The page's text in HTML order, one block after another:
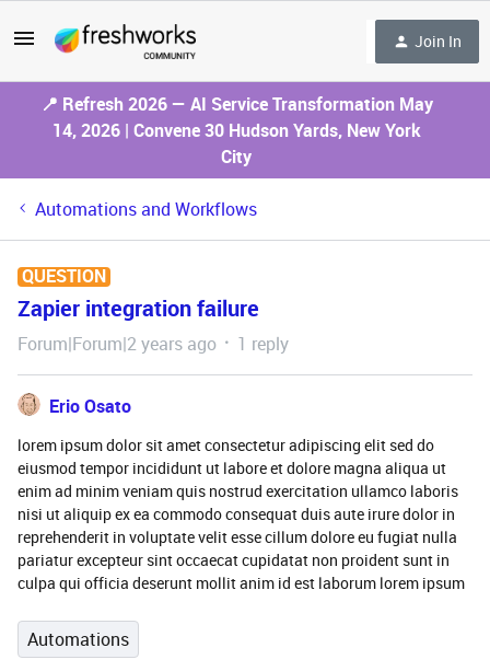
Join In
📍 Refresh 2026 — AI Service Transformation May
14, 2026 | Convene 30 Hudson Yards, New York
City
Automations and Workflows
QUESTION
Zapier integration failure
Forum|Forum|2 years ago 1 reply
Erio Osato
lorem ipsum dolor sit amet consectetur adipiscing elit sed do
eiusmod tempor incididunt ut labore et dolore magna aliqua ut
enim ad minim veniam quis nostrud exercitation ullamco laboris
nisi ut aliquip ex ea commodo consequat duis aute irure dolor in
reprehenderit in voluptate velit esse cillum dolore eu fugiat nulla
pariatur excepteur sint occaecat cupidatat non proident sunt in
culpa qui officia deserunt mollit anim id est laborum lorem ipsum
Automations